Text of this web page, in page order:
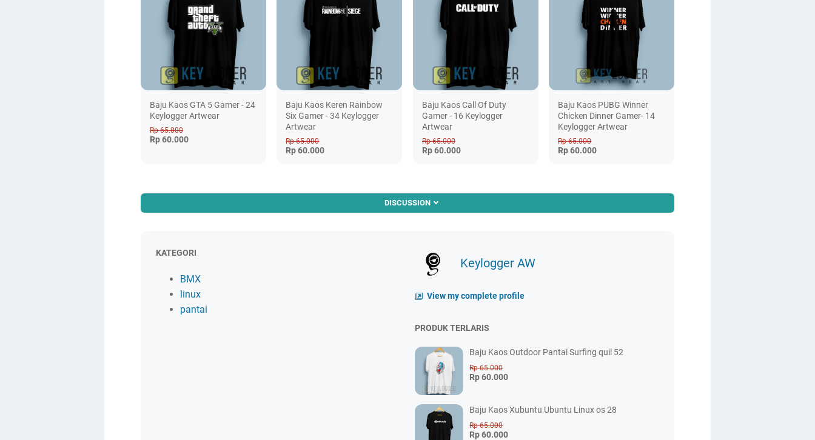
Baju Kaos GTA 5 Gamer - 24
Keylogger Artwear
Rp 65.000
Rp 60.000
Baju Kaos Keren Rainbow
Six Gamer - 34 Keylogger
Artwear
Rp 65.000
Rp 60.000
Baju Kaos Call Of Duty
Gamer - 16 Keylogger
Artwear
Rp 65.000
Rp 60.000
Baju Kaos PUBG Winner
Chicken Dinner Gamer- 14
Keylogger Artwear
Rp 65.000
Rp 60.000
DISCUSSION
KATEGORI
BMX
linux
pantai
Keylogger AW
View my complete profile
PRODUK TERLARIS
Baju Kaos Outdoor Pantai Surfing quil 52
Rp 65.000
Rp 60.000
Baju Kaos Xubuntu Ubuntu Linux os 28
Rp 65.000
Rp 60.000